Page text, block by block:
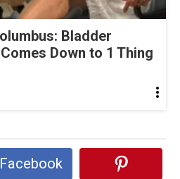
Bladder
Down to 1 Thing